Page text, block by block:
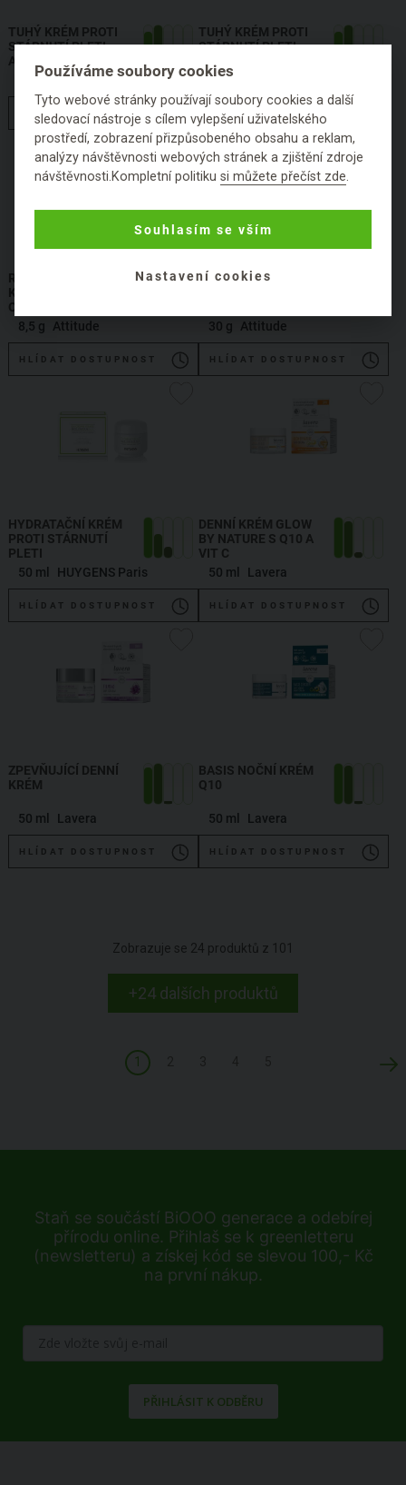
TUHÝ KRÉM PROTI
STÁRNUTÍ PLETI
ATTITUDE OCEANLY S
PEPTIDY
8,5 g Attitude
HLÍDAT DOSTUPNOST
TUHÝ KRÉM PROTI
STÁRNUTÍ PLETI
PEPTIDY
30 g
HLÍDAT DOSTUPNOST
ROZJASŇUJÍCÍ TUHÝ
KRÉM ATTITUDE
OCEANLY S
VITAMÍNEM C
8,5 g Attitude
HLÍDAT DOSTUPNOST
ROZJASŇUJÍCÍ TUHÝ
VITAMÍNEM C
30 g Attitude
HLÍDAT DOSTUPNOST
HYDRATAČNÍ KRÉM
PROTI STÁRNUTÍ
PLETI
50 ml
HUYGENS Paris
HLÍDAT DOSTUPNOST
DENNÍ KRÉM GLOW
BY NATURE S Q10 A
VIT C
50 ml
Lavera
HLÍDAT DOSTUPNOST
ZPEVŇUJÍCÍ DENNÍ
KRÉM
50 ml Lavera
HLÍDAT DOSTUPNOST
BASIS NOČNÍ KRÉM
Q10
50 ml Lavera
HLÍDAT DOSTUPNOST
Zobrazuje se 24 produktů z 101
+24 dalších produktů
1
Staň se součástí BiOOO generace a odebírej
přírodu online. Přihlaš se k greenletteru
(newsletteru) a získej kód se slevou 100,- Kč
na první nákup.
PŘIHLÁSIT K ODBĚRU
Používáme soubory cookies
Tyto webové stránky používají soubory cookies a další
sledovací nástroje s cílem vylepšení uživatelského
prostředí, zobrazení přizpůsobeného obsahu a reklam,
analýzy návštěvnosti webových stránek a zjištění zdroje
návštěvnosti.Kompletní politikusi můžete přečíst zde.
Souhlasím se vším
Nastavení cookies